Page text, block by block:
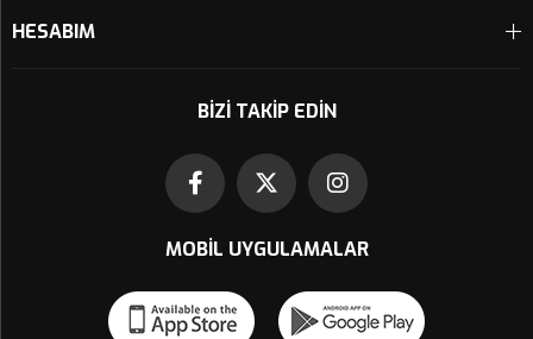
HESABIM
BIZI TAKIP EDIN
MOBIL UYGULAMALAR